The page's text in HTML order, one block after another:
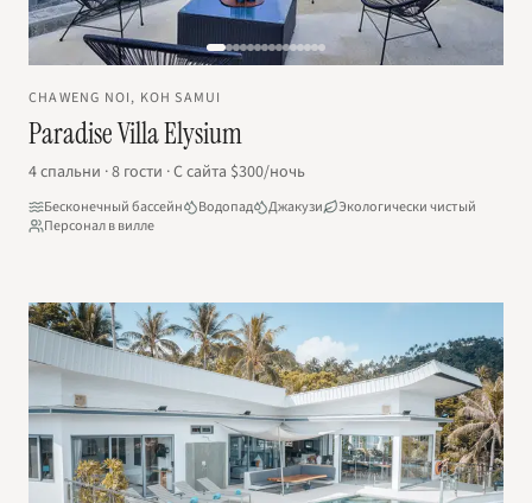
CHAWENG NOI, KOH SAMUI
Paradise Villa Elysium
4спальни ·8 гости ·С сайта $300/ночь
Бесконечный бассейн Водопад Джакузи
Экологически чистый
Персонал в вилле